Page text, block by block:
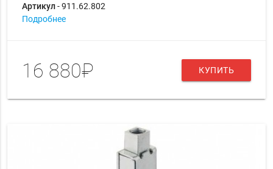
Артикул- 911.62.802
Подробнее
16 880₽ КУПИТЬ